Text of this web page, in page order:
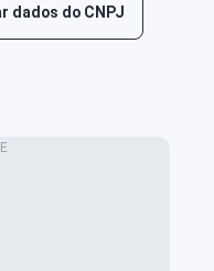
dados do CNPJ